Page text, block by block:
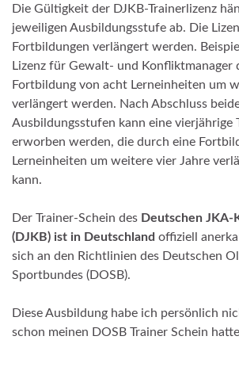
Die Gültigkeit der DJKB-Trainerlizenz
jeweiligen Ausbildungsstufe ab. Die
Fortbildungen verlängert werden.
Lizenz für Gewalt- und Konfliktmanager
Fortbildung von acht Lerneinheiten um
verlängert werden. Nach Abschluss
Ausbildungsstufen kann eine vierjährige
erworben werden, die durch eine
Lerneinheiten um weitere vier Jahre
kann.
Der Trainer-Schein des Deutschen JKA-
(DJKB) ist in Deutschland offiziell
sich an den Richtlinien des Deutschen
Sportbundes (DOSB).
Diese Ausbildung habe ich persönlich
schon meinen DOSB Trainer Schein